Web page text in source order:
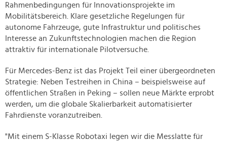
Rahmenbedingungen für Innovationsprojekte im
Mobilitätsbereich. Klare gesetzliche Regelungen für
autonome Fahrzeuge, gute Infrastruktur und politisches
Interesse an Zukunftstechnologien machen die Region
attraktiv für internationale Pilotversuche.
Für Mercedes-Benz ist das Projekt Teil einer übergeordneten
Strategie: Neben Testreihen in China – beispielsweise auf
öffentlichen Straßen in Peking – sollen neue Märkte erprobt
werden, um die globale Skalierbarkeit automatisierter
Fahrdienste voranzutreiben.
"Mit einem S-Klasse Robotaxi legen wir die Messlatte für